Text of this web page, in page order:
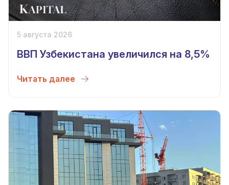
5 августа 2026
ВВП Узбекистана увеличился на 8,5%
Читать далее